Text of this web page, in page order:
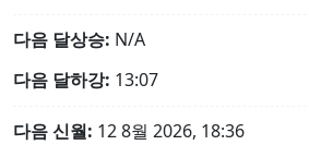
다음 달상승: N/A
다음 달하강: 13:07
다음 신월: 12 8월 2026, 18:36